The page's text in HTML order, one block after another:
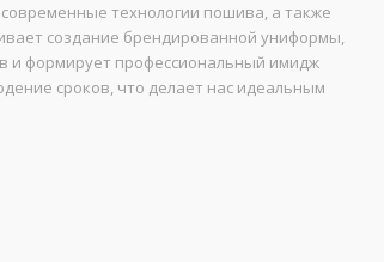
технологии пошива, а также
создание брендированной униформы,
и формирует профессиональный имидж
сроков, что делает нас идеальным